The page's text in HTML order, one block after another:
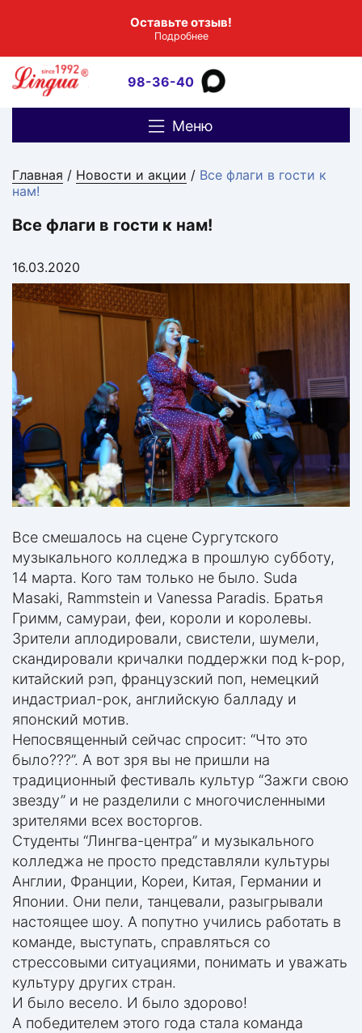
Оставьте отзыв!
Подробнее
98-36-40
Меню
Главная / Новости и акции / Все флаги в гости к
нам!
Все флаги в гости к нам!
16.03.2020
Все смешалось на сцене Сургутского
музыкального колледжа в прошлую субботу,
14 марта. Кого там только не было. Suda
Masaki, Rammstein и Vanessa Paradis. Братья
Гримм, самураи, феи, короли и королевы.
Зрители аплодировали, свистели, шумели,
скандировали кричалки поддержки под k-pop,
китайский рэп, французский поп, немецкий
индастриал-рок, английскую балладу и
японский мотив.
Непосвященный сейчас спросит: “Что это
было???”. А вот зря вы не пришли на
традиционный фестиваль культур “Зажги свою
звезду” и не разделили с многочисленными
зрителями всех восторгов.
Студенты “Лингва-центра” и музыкального
колледжа не просто представляли культуры
Англии, Франции, Кореи, Китая, Германии и
Японии. Они пели, танцевали, разыгрывали
настоящее шоу. А попутно учились работать в
команде, выступать, справляться со
стрессовыми ситуациями, понимать и уважать
культуру других стран.
И было весело. И было здорово!
А победителем этого года стала команда